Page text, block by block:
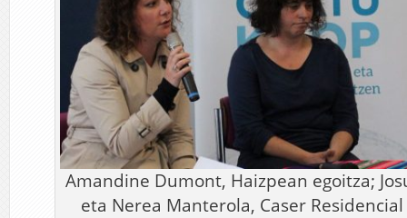
Amandine Dumont, Haizpean egoitza;
eta Nerea Manterola, Caser